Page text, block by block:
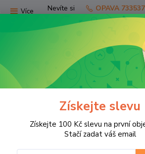
Více
Nevíte si
rady?
Zavolejte.
OPAVA
SKÚTRY PRO JEZDCE
Získejte slevu
Získejte 100 Kč slevu na první
Stačí zadat váš email